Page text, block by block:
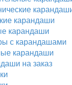
карандаши
карандаши
с карандашами
карандаши
на заказ